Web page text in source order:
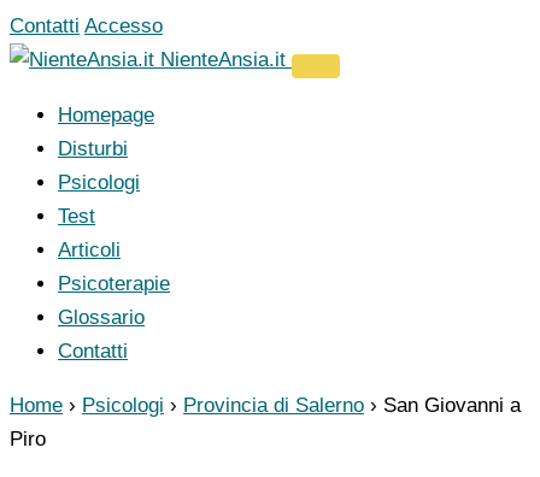
Vai
al
Contatti Accesso
NienteAnsia.it
Homepage
Disturbi
Psicologi
Test
Articoli
Psicoterapie
Glossario
Contatti
Home › Psicologi › Provincia di Salerno › San Giovanni a
Piro